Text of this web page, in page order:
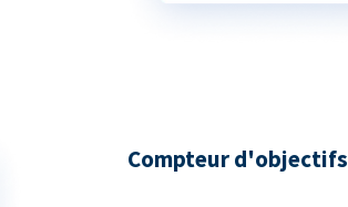
Compteur d'objectifs